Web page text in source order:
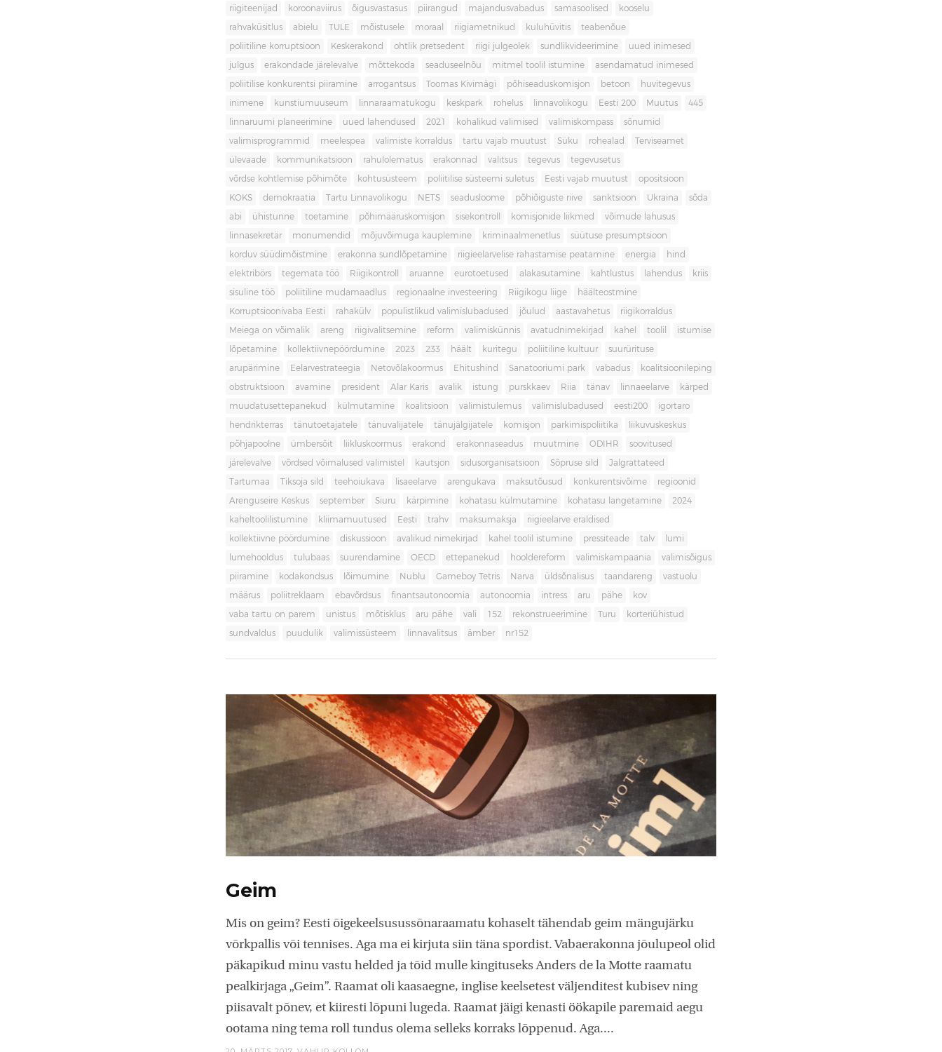
riigiteenijad koroonaviirus õigusvastasus piirangud majandusvabadus samasoolised kooselu
rahvaküsitlus abielu TULE mõistusele moraal riigiametnikud kuluhüvitis teabenõue
poliitiline korruptsioon Keskerakond ohtlik pretsedent riigi julgeolek sundlikvideerimine uued inimesed
julgus erakondade järelevalve mõttekoda seaduseelnõu mitmel toolil istumine asendamatud inimesed
poliitilise konkurentsi piiramine arrogantsus Toomas Kivimägi põhiseaduskomisjon betoon huvitegevus
inimene kunstiumuuseum linnaraamatukogu keskpark rohelus linnavolikogu Eesti 200 Muutus 445
linnaruumi planeerimine uued lahendused 2021 kohalikud valimised valimiskompass sõnumid
valimisprogrammid meelespea valimiste korraldus tartu vajab muutust Süku rohealad Terviseamet
ülevaade kommunikatsioon rahulolematus erakonnad valitsus tegevus tegevusetus
võrdse kohtlemise põhimõte kohtusüsteem poliitilise süsteemi suletus Eesti vajab muutust opositsioon
KOKS demokraatia Tartu Linnavolikogu NETS seadusloome põhiõiguste riive sanktsioon Ukraina sõda
abi ühistunne toetamine põhimääruskomisjon sisekontroll komisjonide liikmed võimude lahusus
linnasekretär monumendid mõjuvõimuga kauplemine kriminaalmenetlus süütuse presumptsioon
korduv süüdimõistmine erakonna sundlõpetamine riigieelarvelise rahastamise peatamine energia hind
elektribörs tegemata töö Riigikontroll aruanne eurotoetused alakasutamine kahtlustus lahendus kriis
sisuline töö poliitiline mudamaadlus regionaalne investeering Riigikogu liige häälteostmine
Korruptsioonivaba Eesti rahakülv populistlikud valimislubadused jõulud aastavahetus riigikorraldus
Meiega on võimalik areng riigivalitsemine reform valimiskünnis avatudnimekirjad kahel toolil istumise
lõpetamine kollektiivnepöördumine 2023 233 häält kuritegu poliitiline kultuur suurürituse
arupärimine Eelarvestrateegia Netovõlakoormus Ehitushind Sanatooriumi park vabadus koalitsioonileping
obstruktsioon avamine president Alar Karis avalik istung purskkaev Riia tänav linnaeelarve kärped
muudatusettepanekud külmutamine koalitsioon valimistulemus valimislubadused eesti200 igortaro
hendrikterras tänutoetajatele tänuvalijatele tänujälgijatele komisjon parkimispoliitika liikuvuskeskus
põhjapoolne ümbersõit liikluskoormus erakond erakonnaseadus muutmine ODIHR soovitused
järelevalve võrdsed võimalused valimistel kautsjon sidusorganisatsioon Sõpruse sild Jalgrattateed
Tartumaa Tiksoja sild teehoiukava lisaeelarve arengukava maksutõusud konkurentsivõime regioonid
Arenguseire Keskus september Siuru kärpimine kohatasu külmutamine kohatasu langetamine 2024
kaheltoolilistumine kliimamuutused Eesti trahv maksumaksja riigieelarve eraldised
kollektiivne pöördumine diskussioon avalikud nimekirjad kahel toolil istumine pressiteade talv lumi
lumehooldus tulubaas suurendamine OECD ettepanekud hooldereform valimiskampaania valimisõigus
piiramine kodakondsus lõimumine Nublu Gameboy Tetris Narva üldsõnalisus taandareng vastuolu
määrus poliitreklaam ebavõrdsus finantsautonoomia autonoomia intress aru pähe kov
vaba tartu on parem unistus mõtisklus aru pähe vali 152 rekonstrueerimine Turu korteriühistud
sundvaldus puudulik valimissüsteem linnavalitsus ämber nr152
Geim
Mis on geim? Eesti õigekeelsusussõnaraamatu kohaselt tähendab geim mängujärku
võrkpallis või tennises. Aga ma ei kirjuta siin täna spordist. Vabaerakonna jõulupeol olid
päkapikud minu vastu helded ja tõid mulle kingituseks Anders de la Motte raamatu
pealkirjaga „Geim”. Raamat oli kaasaegne, inglise keelsetest väljenditest kubisev ning
piisavalt põnev, et kiiresti lõpuni lugeda. Raamat jäigi kenasti öökapile paremaid aegu
ootama ning tema roll tundus olema selleks korraks lõppenud. Aga....